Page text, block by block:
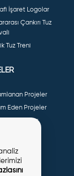
İşaret Logolar
Çankırı Tuz
Tuz Treni
Projeler
Eden Projeler
Projeler
Projeler